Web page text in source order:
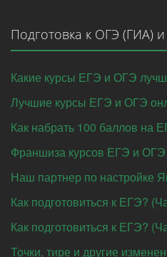
Подготовка к ОГЭ (ГИА)
Какие курсы ЕГЭ и ОГЭ
Лучшие курсы ЕГЭ и ОГЭ
Как набрать 100 баллов на
Франшиза курсов ЕГЭ и
Наш партнер по настройке
Как подготовиться к ЕГЭ?
Как подготовиться к ЕГЭ?
Точки, тире и другие